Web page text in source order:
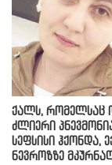
ქალს, რომელსაც
ძლიერი
სეფსისი ჰქონდა,
ნევროზზე